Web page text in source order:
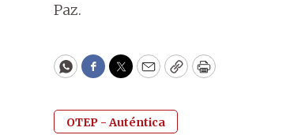
Paz.
WhatsApp
Facebook
Twitter
EmailCopyPrint
OTEP - Auténtica